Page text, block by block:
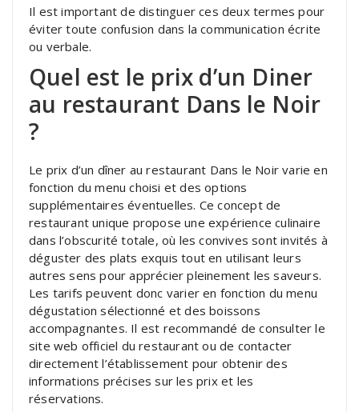
Il est important de distinguer ces deux termes pour
éviter toute confusion dans la communication écrite
ou verbale.
Quel est le prix d’un Diner
au restaurant Dans le Noir
?
Le prix d’un dîner au restaurant Dans le Noir varie en
fonction du menu choisi et des options
supplémentaires éventuelles. Ce concept de
restaurant unique propose une expérience culinaire
dans l’obscurité totale, où les convives sont invités à
déguster des plats exquis tout en utilisant leurs
autres sens pour apprécier pleinement les saveurs.
Les tarifs peuvent donc varier en fonction du menu
dégustation sélectionné et des boissons
accompagnantes. Il est recommandé de consulter le
site web officiel du restaurant ou de contacter
directement l’établissement pour obtenir des
informations précises sur les prix et les
réservations.